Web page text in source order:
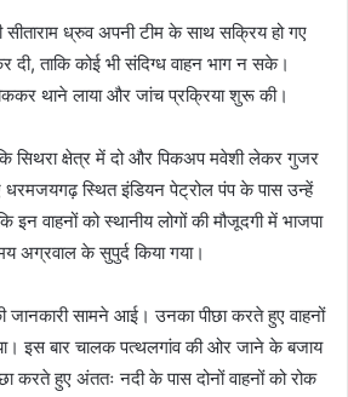
सीताराम ध्रुव अपनी टीम के साथ सक्रिय हो गए
ताकि कोई भी संदिग्ध वाहन भाग न सके।
थाने लाया और जांच प्रक्रिया शुरू की।
सिथरा क्षेत्र में दो और पिकअप मवेशी लेकर गुजर
स्थित इंडियन पेट्रोल पंप के पास उन्हें
इन वाहनों को स्थानीय लोगों की मौजूदगी में भाजपा
अग्रवाल के सुपुर्द किया गया।
सामने आई। उनका पीछा करते हुए वाहनों
इस बार चालक पत्थलगांव की ओर जाने के बजाय
करते हुए अंततः नदी के पास दोनों वाहनों को रोक